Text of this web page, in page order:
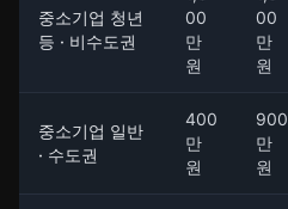
중소기업 청년
등 · 비수도권
00
만
원
00
만
원
중소기업 일반
· 수도권
400
만
원
900
만
원